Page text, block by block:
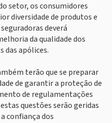
setor, os consumidores
diversidade de produtos e
deverá
da qualidade dos
das apólices.
terão que se preparar
de garantir a proteção de
de regulamentações
questões serão geridas
confiança dos